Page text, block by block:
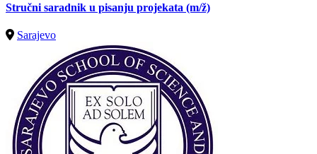
Stručni saradnik u pisanju projekata (m/ž)
Sarajevo